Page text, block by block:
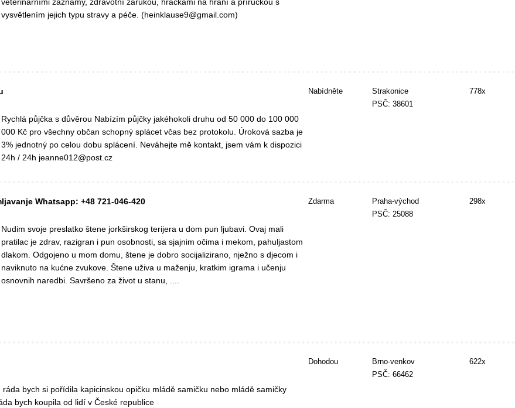
vysvětlením jejich typu stravy a péče. (heinklause9@gmail.com)
Rychlá půjčka s důvěrou Nabízím půjčky jakéhokoli druhu od 50 000 do 100 000
000 Kč pro všechny občan schopný splácet včas bez protokolu. Úroková sazba je
3% jednotný po celou dobu splácení. Neváhejte mě kontakt, jsem vám k dispozici
24h / 24h jeanne012@post.cz
Nabídněte
Strakonice
PSČ: 38601
778x
Whatsapp: +48 721-046-420
Nudim svoje preslatko štene jorkširskog terijera u dom pun ljubavi. Ovaj mali
pratilac je zdrav, razigran i pun osobnosti, sa sjajnim očima i mekom, pahuljastom
dlakom. Odgojeno u mom domu, štene je dobro socijalizirano, nježno s djecom i
naviknuto na kućne zvukove. Štene uživa u maženju, kratkim igrama i učenju
osnovnih naredbi. Savršeno za život u stanu, ....
Zdarma
Praha-východ
PSČ: 25088
298x
ráda bych si pořídila kapicinskou opičku mládě samičku nebo mládě samičky
bych koupila od lidí v České republice
Dohodou
Brno-venkov
PSČ: 66462
622x